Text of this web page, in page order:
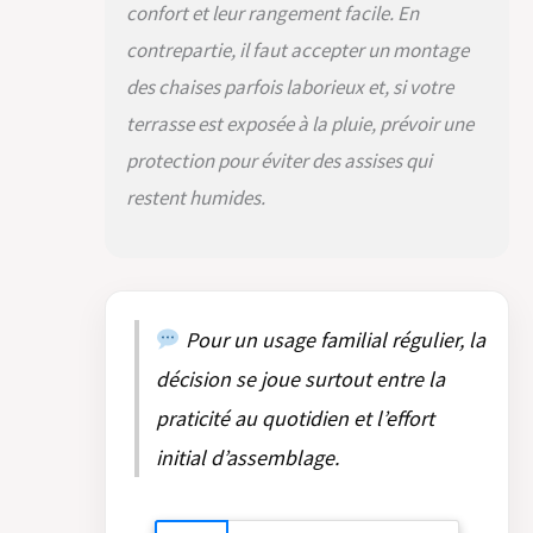
matière souple
de quoi vous
donner envie de
rallonger tous
vos repas. On
aime le côté
SOLIDE ET
L'ensemble salon
de jardin est
l'extérieur. En
confort et leur rangement facile. En
contrepartie, il faut accepter un montage
des chaises parfois laborieux et, si votre
terrasse est exposée à la pluie, prévoir une
protection pour éviter des assises qui
restent humides.
Pour un usage familial régulier, la
décision se joue surtout entre la
praticité au quotidien et l’effort
initial d’assemblage.